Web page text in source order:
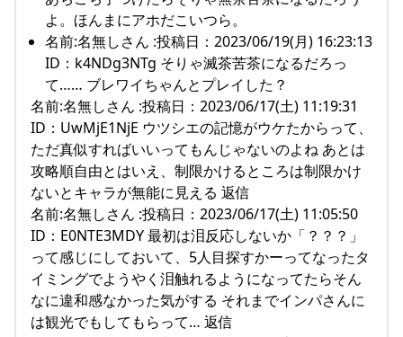
よ。ほんまにアホだこいつら。
名前:名無しさん :投稿日：2023/06/19(月) 16:23:13
ID：k4NDg3NTg そりゃ滅茶苦茶になるだろっ
て…… ブレワイちゃんとプレイした？
名前:名無しさん :投稿日：2023/06/17(土) 11:19:31
ID：UwMjE1NjE ウツシエの記憶がウケたからって、
ただ真似すればいいってもんじゃないのよね あとは
攻略順自由とはいえ、制限かけるところは制限かけ
ないとキャラが無能に見える 返信
名前:名無しさん :投稿日：2023/06/17(土) 11:05:50
ID：E0NTE3MDY 最初は泪反応しないか「？？？」
って感じにしておいて、5人目探すかーってなったタ
イミングでようやく泪触れるようになってたらそん
なに違和感なかった気がする それまでインパさんに
は観光でもしてもらって… 返信